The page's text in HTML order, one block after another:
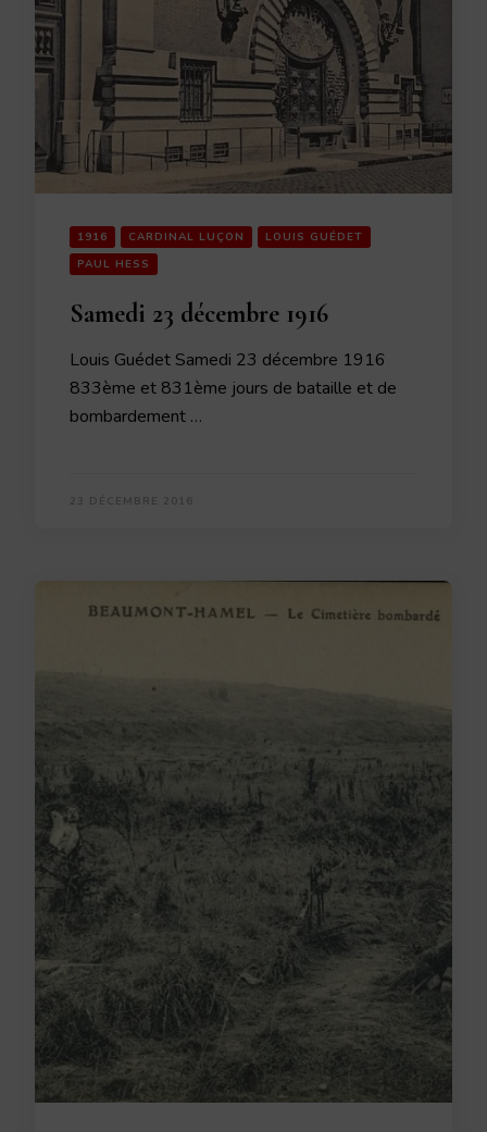
1916 CARDINAL LUÇON
LOUIS GUÉDET
PAUL HESS
Samedi 23 décembre 1916
Louis Guédet Samedi 23 décembre 1916
833ème et 831ème jours de bataille et de
bombardement …